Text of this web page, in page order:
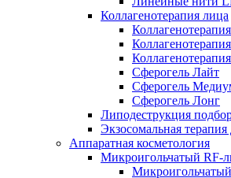
Коллагенотерапия лица
Сферогель Лайт
Сферогель
Сферогель Лонг
Липодеструкция
Экзосомальная терапия
Аппаратная косметология
Микроигольчатый RF-